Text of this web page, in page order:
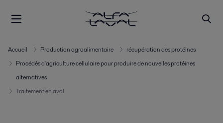
Accueil Production agroalimentaire
récupération des protéines
Procédés d'agriculture cellulaire pour produire de nouvelles protéines
alternatives
Traitement en aval